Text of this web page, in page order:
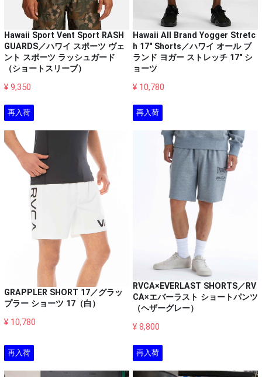
Hawaii Sport Vent Sport RASH
GUARDS／ハワイ スポーツ ヴェ
ント スポーツ ラッシュガード
（ショートスリーブ）
¥ 9,350
Hawaii All Brand Yogger Stretc
h 17" Shorts／ハワイ オール ブ
ランド ヨガー ストレッチ 17" シ
ョーツ
¥ 10,780
再入荷
GRAPPLER SHORT 17／グラッ
プラー ショーツ 17（白）
¥ 10,780
再入荷
RVCA×EVERLAST SHORTS／RV
CA×エバーラスト ショートパンツ
（ヘザーグレー）
¥ 8,800
再入荷 再入荷